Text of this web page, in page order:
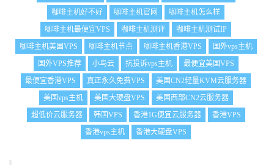
咖啡主机好不好
咖啡主机官网
咖啡主机怎么样
咖啡主机最便宜VPS
咖啡主机测评
咖啡主机测试IP
咖啡主机美国VPS
咖啡主机节点 咖啡主机香港VPS
国外vps主机
国外VPS推荐
小鸟云 抗投诉vps主机
最便宜美国VPS
最便宜香港VPS
真正永久免费VPS
美国CN2轻量KVM云服务器
美国vps主机
美国大硬盘VPS
美国西部CN2云服务器
超低价云服务器
韩国VPS 香港1G便宜云服务器
香港VPS
香港vps主机
香港大硬盘VPS